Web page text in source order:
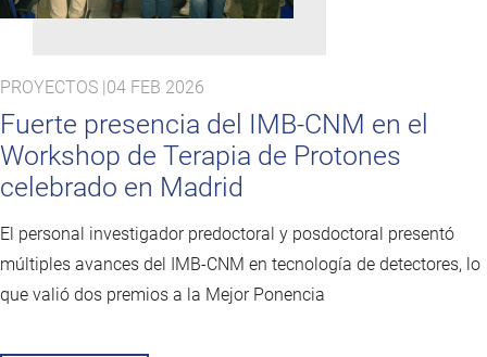
PROYECTOS |04 FEB 2026
Fuerte presencia del IMB-CNM en el
Workshop de Terapia de Protones
celebrado en Madrid
El personal investigador predoctoral y posdoctoral presentó
múltiples avances del IMB-CNM en tecnología de detectores, lo
que valió dos premios a la Mejor Ponencia